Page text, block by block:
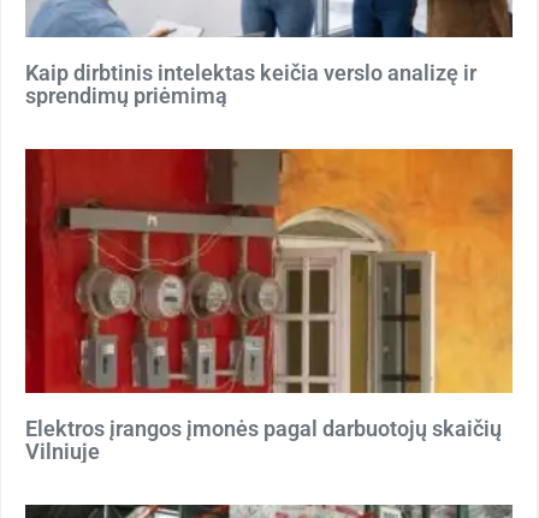
Kaip dirbtinis intelektas keičia verslo analizę ir
sprendimų priėmimą
Elektros įrangos įmonės pagal darbuotojų skaičių
Vilniuje